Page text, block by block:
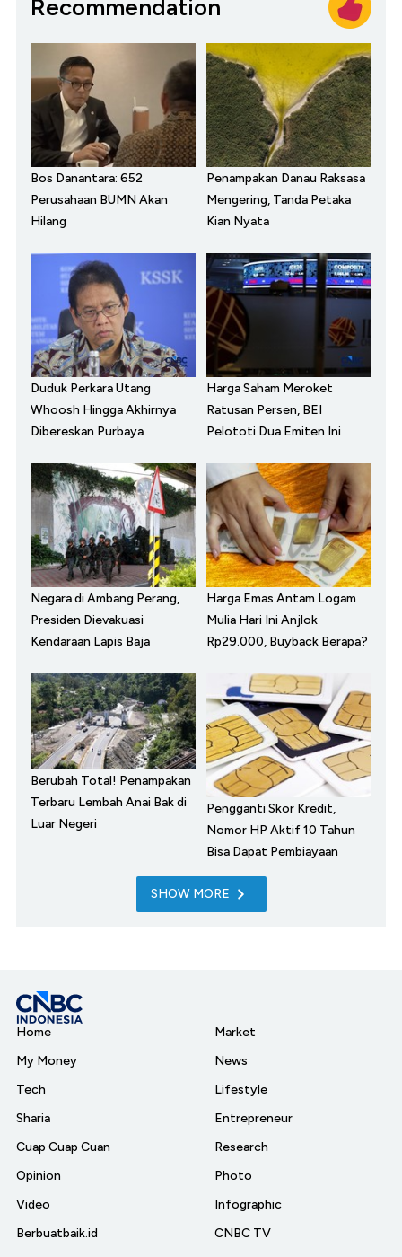
Recommendation
Bos Danantara: 652
Perusahaan BUMN Akan
Hilang
Penampakan Danau Raksasa
Mengering, Tanda Petaka
Kian Nyata
Duduk Perkara Utang
Whoosh Hingga Akhirnya
Dibereskan Purbaya
Harga Saham Meroket
Ratusan Persen, BEI
Pelototi Dua Emiten Ini
Negara di Ambang Perang,
Presiden Dievakuasi
Kendaraan Lapis Baja
Harga Emas Antam Logam
Mulia Hari Ini Anjlok
Rp29.000, Buyback Berapa?
Berubah Total! Penampakan
Terbaru Lembah Anai Bak di
Luar Negeri
Pengganti Skor Kredit,
Nomor HP Aktif 10 Tahun
Bisa Dapat Pembiayaan
SHOW MORE
Home
My Money
Tech
Sharia
Cuap Cuap Cuan
Opinion
Video
Berbuatbaik.id
Market
News
Lifestyle
Entrepreneur
Research
Photo
Infographic
CNBC TV